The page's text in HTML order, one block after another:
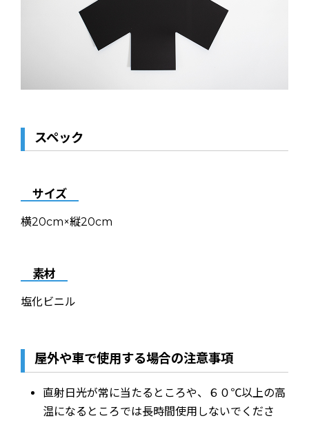
スペック
サイズ
横20cm×縦20cm
素材
塩化ビニル
屋外や車で使用する場合の注意事項
直射日光が常に当たるところや、６０℃以上の高
温になるところでは長時間使用しないでくださ